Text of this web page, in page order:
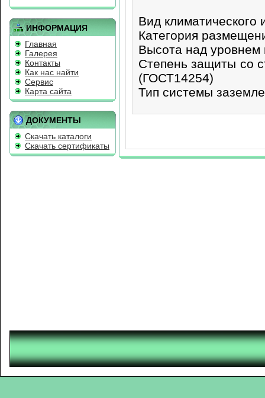
ИНФОРМАЦИЯ
Главная
Галерея
Контакты
Как нас найти
Сервис
Карта сайта
ДОКУМЕНТЫ
Скачать каталоги
Скачать сертификаты
Вид
Категория
Высота над
Степень защиты со
(ГОСТ14254)
Тип системы